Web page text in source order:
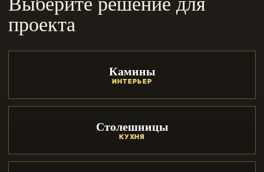
проекта
Камины
ИНТЕРЬЕР
Столешницы
КУХНЯ